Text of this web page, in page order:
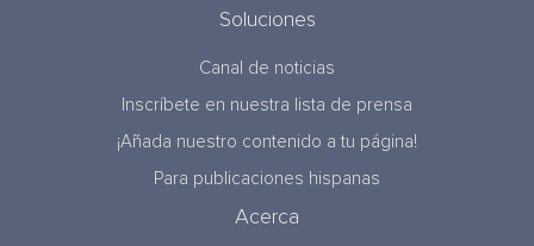
Soluciones
Canal de noticias
Inscríbete en nuestra lista de prensa
¡Añada nuestro contenido a tu página!
Para publicaciones hispanas
Acerca